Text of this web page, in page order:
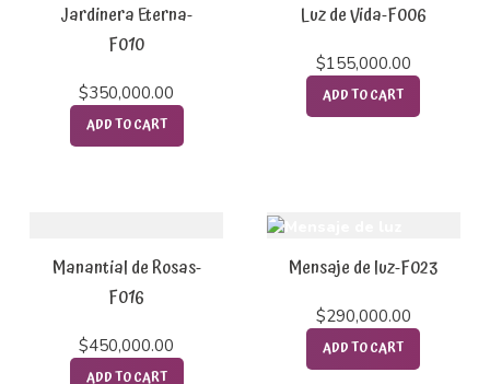
Jardinera Eterna-
F010
$350,000.00
ADD TO CART
Luz de Vida-F006
$155,000.00
ADD TO CART
Manantial de Rosas-
F016
$450,000.00
ADD TO CART
Mensaje de luz-F023
$290,000.00
ADD TO CART